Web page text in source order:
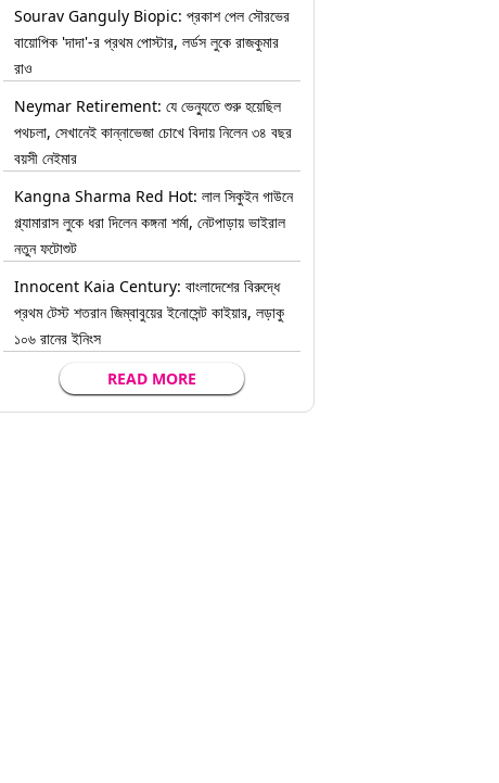
Sourav Ganguly Biopic: প্রকাশ পেল সৌরভের
বায়োপিক 'দাদা'-র প্রথম পোস্টার, লর্ডস লুকে রাজকুমার
রাও
Neymar Retirement: যে ভেন্যুতে শুরু হয়েছিল
পথচলা, সেখানেই কান্নাভেজা চোখে বিদায় নিলেন ৩৪ বছর
বয়সী নেইমার
Kangna Sharma Red Hot: লাল সিকুইন গাউনে
গ্ল্যামারাস লুকে ধরা দিলেন কঙ্গনা শর্মা, নেটপাড়ায় ভাইরাল
নতুন ফটোশুট
Innocent Kaia Century: বাংলাদেশের বিরুদ্ধে
প্রথম টেস্ট শতরান জিম্বাবুয়ের ইনোসেন্ট কাইয়ার, লড়াকু
১০৬ রানের ইনিংস
READ MORE